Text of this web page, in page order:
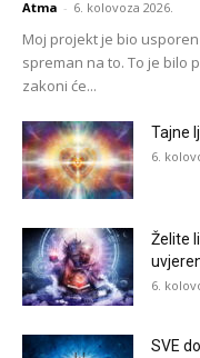
Atma - 6. kolovoza 2026.
Moj projekt je bio
spreman na to. To je bilo
zakoni će...
Tajne
6.
Želite
6.
SVE